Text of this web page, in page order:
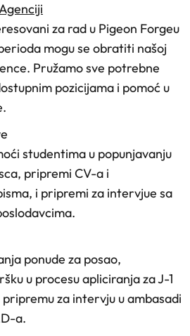
za rad u Pigeon Forgeu
mogu se obratiti našoj
Pružamo sve potrebne
pozicijama i pomoć u
studentima u popunjavanju
pripremi CV-a i
i pripremi za intervjue sa
ponude za posao,
u procesu apliciranja za J-1
pripremu za intervju u ambasadi
a.